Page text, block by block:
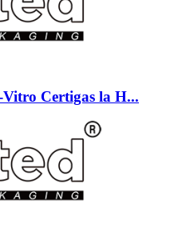
Certigas la H...